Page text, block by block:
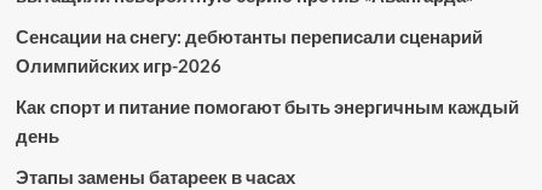
Сенсации на снегу: дебютанты переписали сценарий
Олимпийских игр-2026
Как спорт и питание помогают быть энергичным каждый
день
Этапы замены батареек в часах